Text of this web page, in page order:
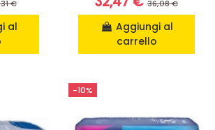
€
al
36,08 €
Aggiungi al
carrello
-10%